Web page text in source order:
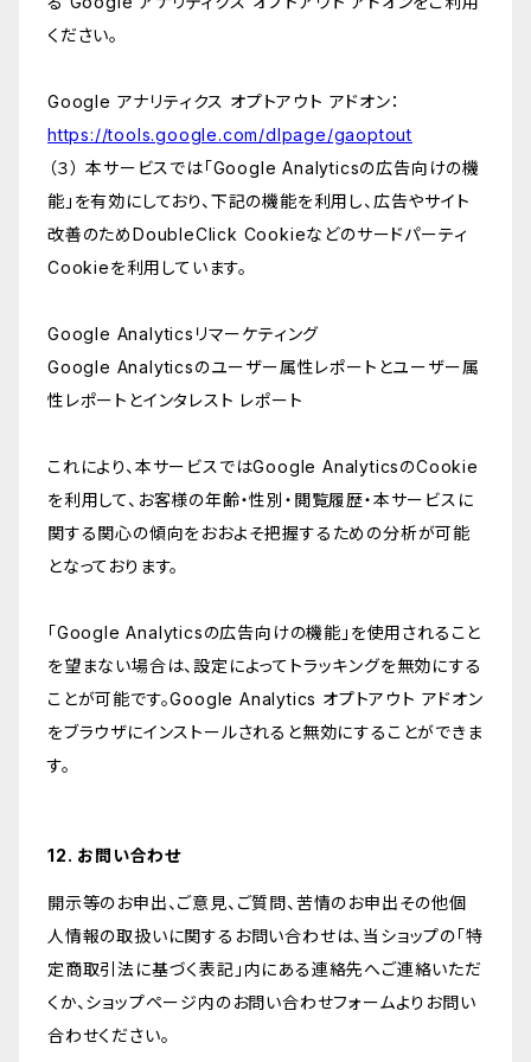
ください。
Google アナリティクス オプトアウト アドオン：
https://tools.google.com/dlpage/gaoptout
（３） 本サービスでは「Google Analyticsの広告向けの機
能」を有効にしており、下記の機能を利用し、広告やサイト
改善のためDoubleClick Cookieなどのサードパーティ
Cookieを利用しています。
Google Analyticsリマーケティング
Google Analyticsのユーザー属性レポートとユーザー属
性レポートとインタレスト レポート
これにより、本サービスではGoogle AnalyticsのCookie
を利用して、お客様の年齢・性別・閲覧履歴・本サービスに
関する関心の傾向をおおよそ把握するための分析が可能
となっております。
「Google Analyticsの広告向けの機能」を使用されること
を望まない場合は、設定によってトラッキングを無効にする
ことが可能です。Google Analytics オプトアウト アドオン
をブラウザにインストールされると無効にすることができま
す。
12. お問い合わせ
開示等のお申出、ご意見、ご質問、苦情のお申出その他個
人情報の取扱いに関するお問い合わせは、当ショップの「特
定商取引法に基づく表記」内にある連絡先へご連絡いただ
くか、ショップページ内のお問い合わせフォームよりお問い
合わせください。